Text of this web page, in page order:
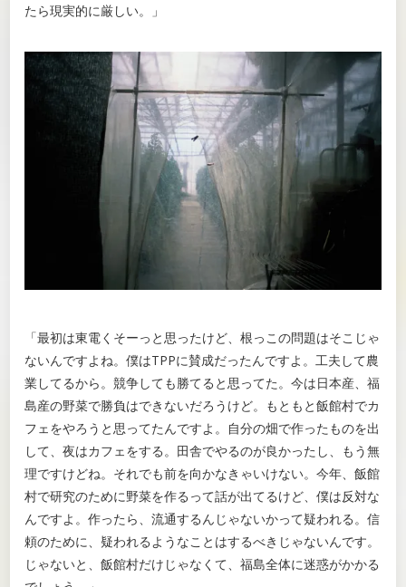
たら現実的に厳しい。」
「最初は東電くそーっと思ったけど、根っこの問題はそこじゃ
ないんですよね。僕はTPPに賛成だったんですよ。工夫して農
業してるから。競争しても勝てると思ってた。今は日本産、福
島産の野菜で勝負はできないだろうけど。もともと飯館村でカ
フェをやろうと思ってたんですよ。自分の畑で作ったものを出
して、夜はカフェをする。田舎でやるのが良かったし、もう無
理ですけどね。それでも前を向かなきゃいけない。今年、飯館
村で研究のために野菜を作るって話が出てるけど、僕は反対な
んですよ。作ったら、流通するんじゃないかって疑われる。信
頼のために、疑われるようなことはするべきじゃないんです。
じゃないと、飯館村だけじゃなくて、福島全体に迷惑がかかる